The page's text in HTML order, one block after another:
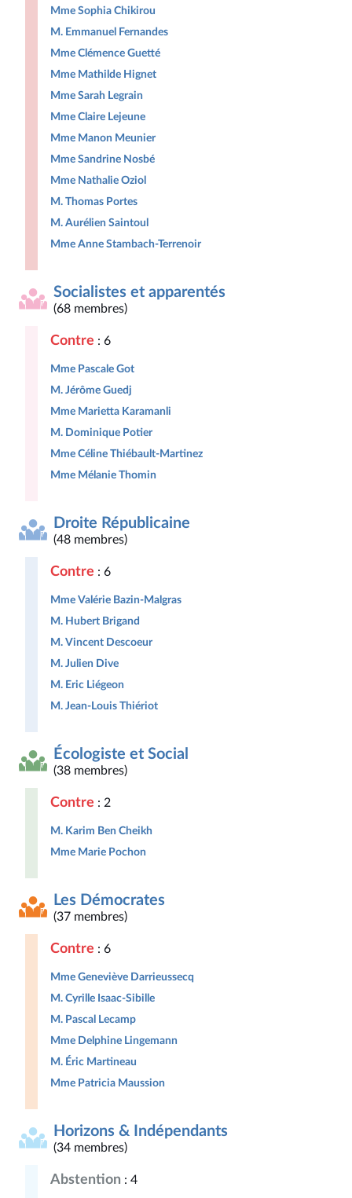
Mme Sophia Chikirou
M. Emmanuel Fernandes
Mme Clémence Guetté
Mme Mathilde Hignet
Mme Sarah Legrain
Mme Claire Lejeune
Mme Manon Meunier
Mme Sandrine Nosbé
Mme Nathalie Oziol
M. Thomas Portes
M. Aurélien Saintoul
Mme Anne Stambach-Terrenoir
Socialistes et apparentés
(68 membres)
Contre : 6
Mme Pascale Got
M. Jérôme Guedj
Mme Marietta Karamanli
M. Dominique Potier
Mme Céline Thiébault-Martinez
Mme Mélanie Thomin
Droite Républicaine
(48 membres)
Contre : 6
Mme Valérie Bazin-Malgras
M. Hubert Brigand
M. Vincent Descoeur
M. Julien Dive
M. Eric Liégeon
M. Jean-Louis Thiériot
Écologiste et Social
(38 membres)
Contre : 2
M. Karim Ben Cheikh
Mme Marie Pochon
Les Démocrates
(37 membres)
Contre : 6
Mme Geneviève Darrieussecq
M. Cyrille Isaac-Sibille
M. Pascal Lecamp
Mme Delphine Lingemann
M. Éric Martineau
Mme Patricia Maussion
Horizons & Indépendants
(34 membres)
Abstention : 4